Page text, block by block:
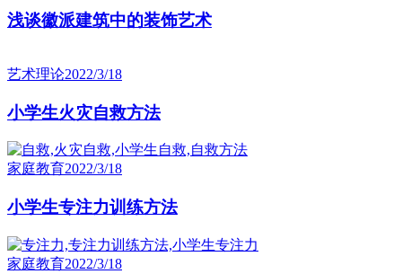
浅谈徽派建筑中的装饰艺术
艺术理论2022/3/18
小学生火灾自救方法
家庭教育2022/3/18
小学生专注力训练方法
家庭教育2022/3/18